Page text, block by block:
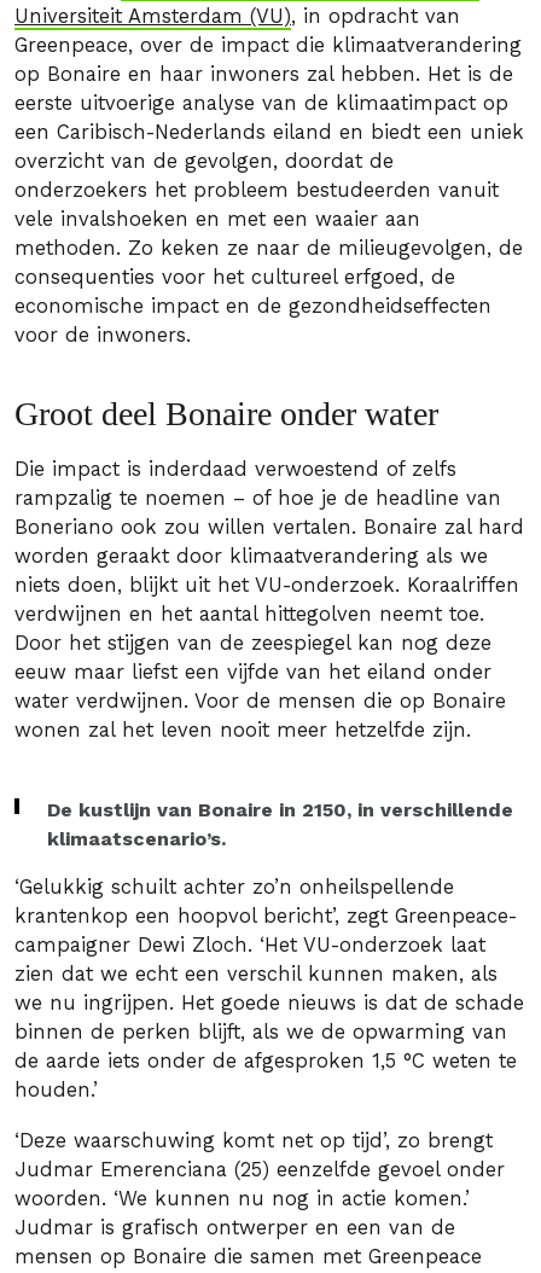
Universiteit Amsterdam (VU), in opdracht van
Greenpeace, over de impact die klimaatverandering
op Bonaire en haar inwoners zal hebben. Het is de
eerste uitvoerige analyse van de klimaatimpact op
een Caribisch-Nederlands eiland en biedt een uniek
overzicht van de gevolgen, doordat de
onderzoekers het probleem bestudeerden vanuit
vele invalshoeken en met een waaier aan
methoden. Zo keken ze naar de milieugevolgen, de
consequenties voor het cultureel erfgoed, de
economische impact en de gezondheidseffecten
voor de inwoners.
Groot deel Bonaire onder water
Die impact is inderdaad verwoestend of zelfs
rampzalig te noemen – of hoe je de headline van
Boneriano ook zou willen vertalen. Bonaire zal hard
worden geraakt door klimaatverandering als we
niets doen, blijkt uit het VU-onderzoek. Koraalriffen
verdwijnen en het aantal hittegolven neemt toe.
Door het stijgen van de zeespiegel kan nog deze
eeuw maar liefst een vijfde van het eiland onder
water verdwijnen. Voor de mensen die op Bonaire
wonen zal het leven nooit meer hetzelfde zijn.
De kustlijn van Bonaire in 2150, in verschillende
klimaatscenario’s.
‘Gelukkig schuilt achter zo’n onheilspellende
krantenkop een hoopvol bericht’, zegt Greenpeace-
campaigner Dewi Zloch. ‘Het VU-onderzoek laat
zien dat we echt een verschil kunnen maken, als
we nu ingrijpen. Het goede nieuws is dat de schade
binnen de perken blijft, als we de opwarming van
de aarde iets onder de afgesproken 1,5 °C weten te
houden.’
‘Deze waarschuwing komt net op tijd’, zo brengt
Judmar Emerenciana (25) eenzelfde gevoel onder
woorden. ‘We kunnen nu nog in actie komen.’
Judmar is grafisch ontwerper en een van de
mensen op Bonaire die samen met Greenpeace